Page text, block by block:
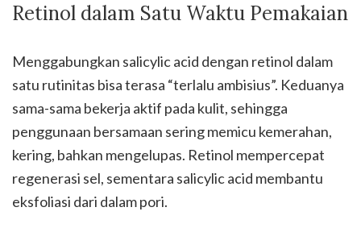
Retinol dalam Satu Waktu Pemakaian
Menggabungkan salicylic acid dengan retinol dalam
satu rutinitas bisa terasa “terlalu ambisius”. Keduanya
sama-sama bekerja aktif pada kulit, sehingga
penggunaan bersamaan sering memicu kemerahan,
kering, bahkan mengelupas. Retinol mempercepat
regenerasi sel, sementara salicylic acid membantu
eksfoliasi dari dalam pori.